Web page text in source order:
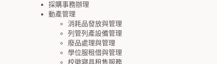
採購事務辦理
動產管理
消耗品發放與管理
列管列產設備管理
廢品處理與管理
學位服租借與管理
校徽寢具租售服務